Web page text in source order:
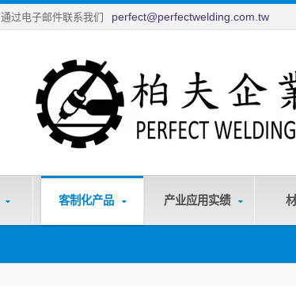
通过电子邮件联系我们 perfect@perfectwelding.com.tw
客制化产品 产业应用实绩